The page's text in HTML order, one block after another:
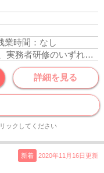
業時間：なし
介護福祉士、初任者研修、実務者研修のいずれかの資格をお持ちの方
詳細を見る
ックしてください
新着 2020年11月16日更新